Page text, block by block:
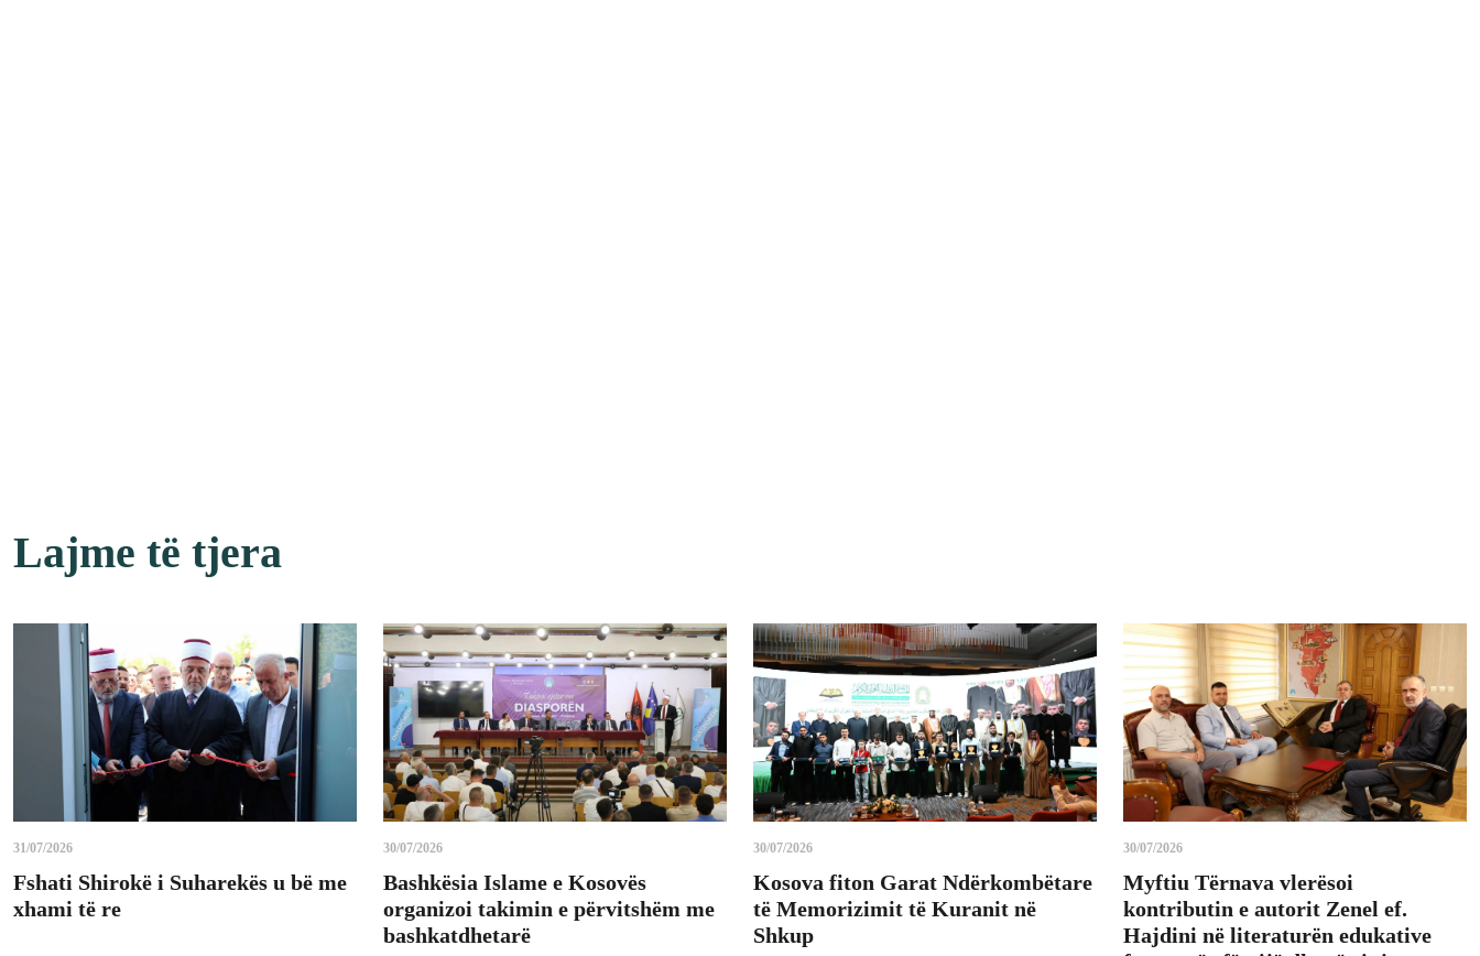
Lajme të tjera
31/07/2026
Fshati Shirokë i Suharekës u bë me
xhami të re
30/07/2026
Bashkësia Islame e Kosovës
organizoi takimin e përvitshëm me
bashkatdhetarë
30/07/2026
Kosova fiton Garat Ndërkombëtare
të Memorizimit të Kuranit në
Shkup
30/07/2026
Myftiu Tërnava vlerësoi
kontributin e autorit Zenel ef.
Hajdini në literaturën edukative